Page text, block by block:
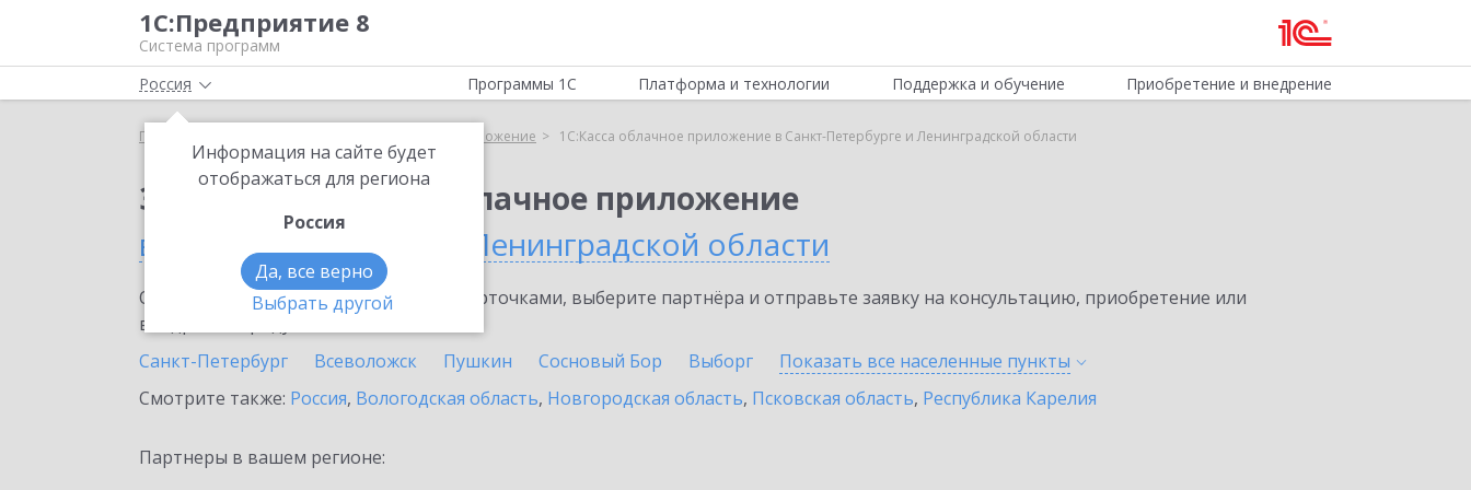
1С:Предприятие 8
Система программ
Россия
Информация на сайте будет
отображаться для региона
Россия
Да, все верно
Выбрать другой
Программы 1С Платформа и технологии Поддержка и обучение Приобретение и внедрение
Главная 1С:Касса облачное приложение 1С:Касса облачное приложение в Санкт-Петербурге и Ленинградской области
Заказать 1С:Касса облачное приложение
в Санкт-Петербурге и Ленинградской области
Ознакомьтесь с информационными карточками, выберите партнёра и отправьте заявку на консультацию, приобретение или
внедрение продукта.
Санкт-Петербург
Всеволожск Пушкин Сосновый Бор Выборг Показать все населенные пункты
Смотрите также: Россия, Вологодская область, Новгородская область, Псковская область, Республика Карелия
Партнеры в вашем регионе: